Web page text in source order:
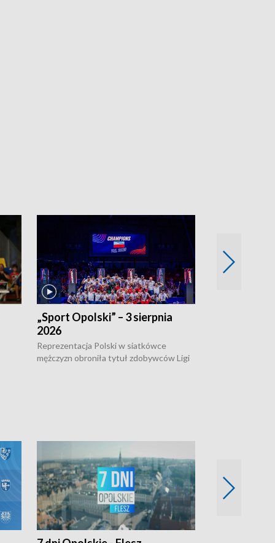
„Sport Opolski” – 3 sierpnia
2026
Reprezentacja Polski w siatkówce
mężczyzn obroniła tytuł zdobywców Ligi